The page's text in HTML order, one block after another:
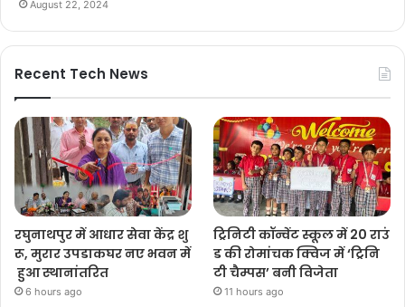
August 22, 2024
Recent Tech News
रघुनाथपुर में आधार सेवा केंद्र शु
रू, मुरार उपडाकघर नए भवन में
हुआ स्थानांतरित
6 hours ago
ट्रिनिटी कॉन्वेंट स्कूल में 20 राउं
ड की रोमांचक क्विज में ‘ट्रिनि
टी चैम्पस’ बनी विजेता
11 hours ago